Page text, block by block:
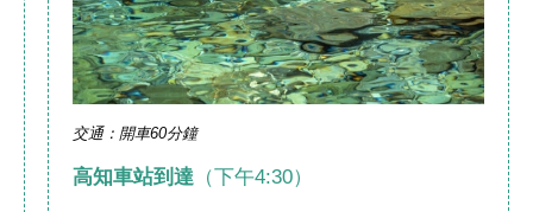
交通：開車60分鐘
高知車站到達 （下午4:30）